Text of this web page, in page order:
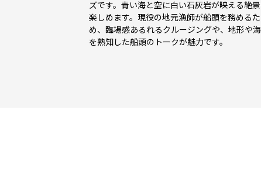
ズです。青い海と空に白い石灰岩が映える絶
楽しめます。現役の地元漁師が船頭を務めるた
め、臨場感あるれるクルージングや、地形や
を熟知した船頭のトークが魅力です。